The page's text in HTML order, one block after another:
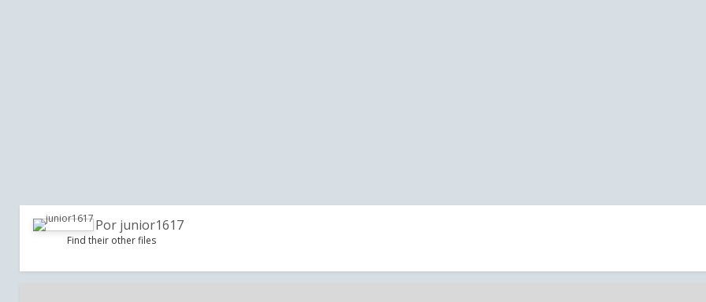
Por junior1617
Find their other files